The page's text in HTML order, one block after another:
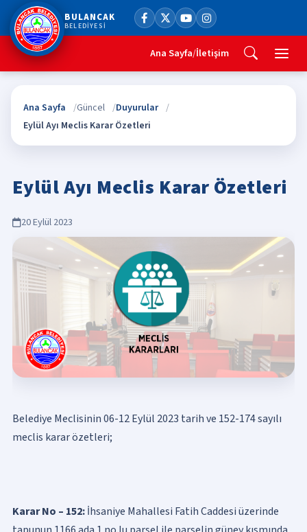
BULANCAK
BELEDİYESİ
Ana Sayfa/İletişim
Ana Sayfa Güncel
Duyurular
Eylül Ayı Meclis Karar Özetleri
Eylül Ayı Meclis Karar Özetleri
20 Eylül 2023
Belediye Meclisinin 06-12 Eylül 2023 tarih ve 152-174 sayılı
meclis karar özetleri;
Karar No – 152:İhsaniye Mahallesi Fatih Caddesi üzerinde